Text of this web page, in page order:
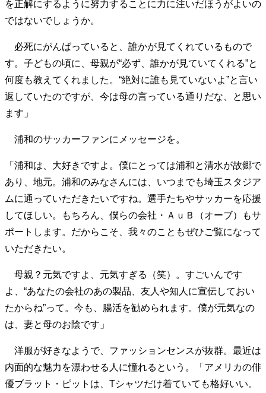
地域とつながる/お金との付き合い方
を正解にするように努力することに力に注いだほうがよいの
ではないでしょうか。
必死にがんばっていると、誰かが見てくれているもので
す。子どもの頃に、母親が“必ず、誰かが見ていてくれる”と
何度も教えてくれました。“絶対に誰も見ていないよ”と言い
返していたのですが、今は母の言っている通りだな、と思い
ます」
浦和のサッカーファンにメッセージを。
「浦和は、大好きですよ。僕にとっては浦和と清水が故郷で
あり、地元。浦和のみなさんには、いつまでも埼玉スタジア
ムに通っていただきたいですね。選手たちやサッカーを応援
してほしい。もちろん、僕らの会社・ＡｕＢ（オーブ）もサ
ポートします。だからこそ、我々のこともぜひご覧になって
いただきたい。
母親？元気ですよ、元気すぎる（笑）。すごいんです
よ、“あなたの会社のあの製品、友人や知人に宣伝しておい
たからね”って。今も、腸活を勧められます。僕が元気なの
は、妻と母のお陰です」
洋服が好きなようで、ファッションセンスが抜群。最近は
内面的な魅力を漂わせる人に憧れるという。「アメリカの俳
優ブラット・ピットは、Tシャツだけ着ていても格好いい。